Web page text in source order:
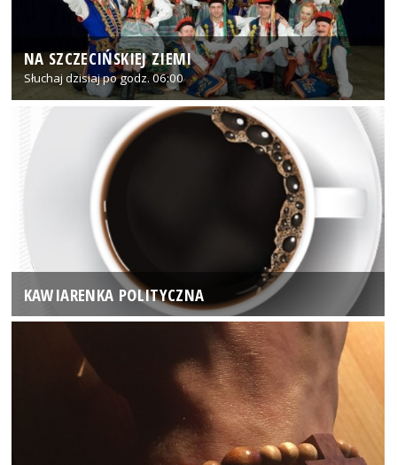
NA SZCZECIŃSKIEJ ZIEMI
Słuchaj dzisiaj po godz. 06:00
KAWIARENKA POLITYCZNA